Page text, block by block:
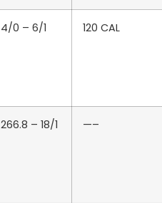
4/0 – 6/1 120 CAL
266.8 – 18/1 —–